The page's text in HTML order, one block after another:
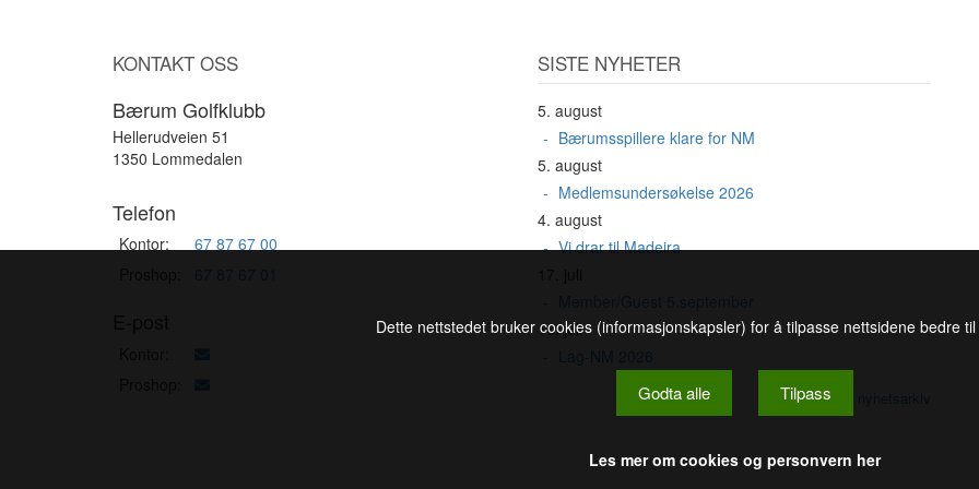
KONTAKT OSS
Bærum Golfklubb
Hellerudveien 51
1350 Lommedalen
Telefon
Kontor:
67 87 67 00
SISTE NYHETER
5. august
Bærumsspillere klare for NM
5. august
Medlemsundersøkelse 2026
4. august
Vi drar til Madeira
16. juli
Dette nettstedet bruker cookies (informasjonskapsler) for å tilpasse nettsidene bedre
Godta alle Tilpass
Les mer om cookies og personvern her